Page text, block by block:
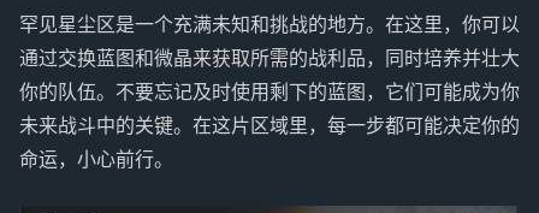
罕见星尘区是一个充满未知和挑战的地方。在这里，你可以
通过交换蓝图和微晶来获取所需的战利品，同时培养并壮大
你的队伍。不要忘记及时使用剩下的蓝图，它们可能成为你
未来战斗中的关键。在这片区域里，每一步都可能决定你的
命运，小心前行。